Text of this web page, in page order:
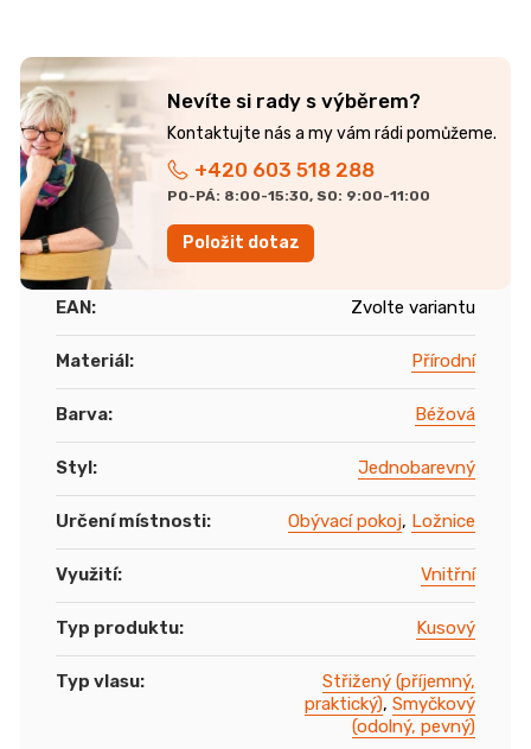
EAN: Zvolte variantu
Materiál: Přírodní
Barva: Béžová
Styl: Jednobarevný
Určení místnosti: Obývací pokoj, Ložnice
Využití: Vnitřní
Typ produktu: Kusový
Typ vlasu:
Střižený (příjemný,
praktický), Smyčkový
(odolný, pevný)
Nevíte si rady s výběrem?
+420 603 518 288
PO-PÁ: 8:00-15:30, SO: 9:00-11:00
Položit dotaz